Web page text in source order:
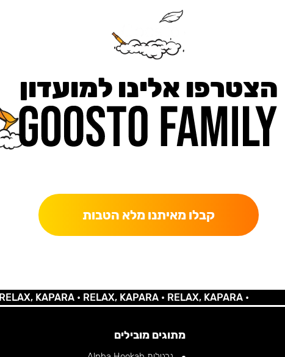
הצטרפו אלינו למועדון
קבלו מאיתנו מלא הטבות
KAPARA •RELAX, KAPARA •RELAX, KAPARA •
מתוגים מובילים